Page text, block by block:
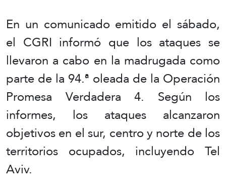
En un comunicado emitido el sábado,
el CGRI informó que los ataques se
llevaron a cabo en la madrugada como
parte de la 94.ª oleada de la Operación
Promesa Verdadera 4. Según los
informes, los ataques alcanzaron
objetivos en el sur, centro y norte de los
territorios ocupados, incluyendo Tel
Aviv.